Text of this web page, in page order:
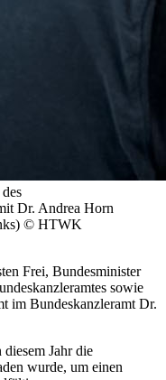
Dr. Andrea Horn
© HTWK
Frei, Bundesminister
sowie
im Bundeskanzleramt Dr.
Jahr die
wurde, um einen